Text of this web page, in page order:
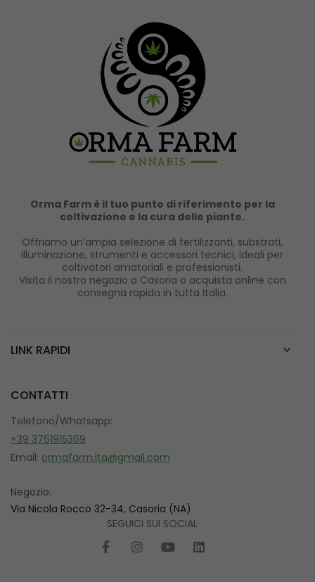
Orma Farm è il tuo punto di riferimento per la
coltivazione e la cura delle piante.
Offriamo un’ampia selezione di fertilizzanti, substrati,
illuminazione, strumenti e accessori tecnici, ideali per
coltivatori amatoriali e professionisti.
Visita il nostro negozio a Casoria o acquista online con
consegna rapida in tutta Italia.
LINK RAPIDI
CONTATTI
Telefono/Whatsapp:
+39 3761915369
Email: ormafarm.ita@gmail.com
Negozio:
Via Nicola Rocco 32-34, Casoria (NA)
SEGUICI SUI SOCIAL